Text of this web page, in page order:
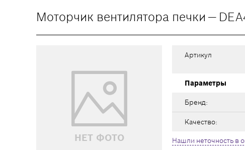
Моторчик вентилятора печки —
НЕТ ФОТО
Артикул
Параметры
Бренд:
Качество:
Нашли неточность в